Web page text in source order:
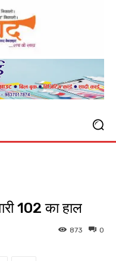
102 का हाल
0
873